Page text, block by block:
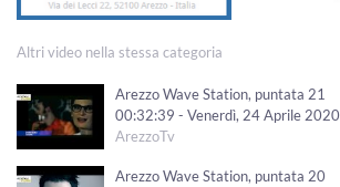
Altri video nella stessa categoria
Arezzo Wave Station, puntata 21
00:32:39 - Venerdì, 24 Aprile 2020
ArezzoTv
Arezzo Wave Station, puntata 20